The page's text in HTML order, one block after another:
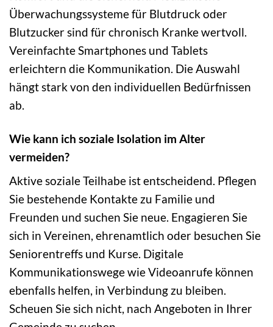
Überwachungssysteme für Blutdruck oder
Blutzucker sind für chronisch Kranke wertvoll.
Vereinfachte Smartphones und Tablets
erleichtern die Kommunikation. Die Auswahl
hängt stark von den individuellen Bedürfnissen
ab.
Wie kann ich soziale Isolation im Alter
vermeiden?
Aktive soziale Teilhabe ist entscheidend. Pflegen
Sie bestehende Kontakte zu Familie und
Freunden und suchen Sie neue. Engagieren Sie
sich in Vereinen, ehrenamtlich oder besuchen Sie
Seniorentreffs und Kurse. Digitale
Kommunikationswege wie Videoanrufe können
ebenfalls helfen, in Verbindung zu bleiben.
Scheuen Sie sich nicht, nach Angeboten in Ihrer